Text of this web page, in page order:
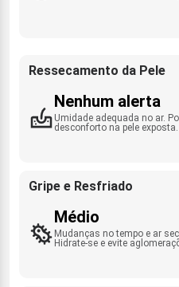
Ressecamento da Pele
Nenhum alerta
Umidade adequada no ar.
desconforto na pele exposta.
Gripe e Resfriado
Médio
Mudanças no tempo e ar
Hidrate-se e evite